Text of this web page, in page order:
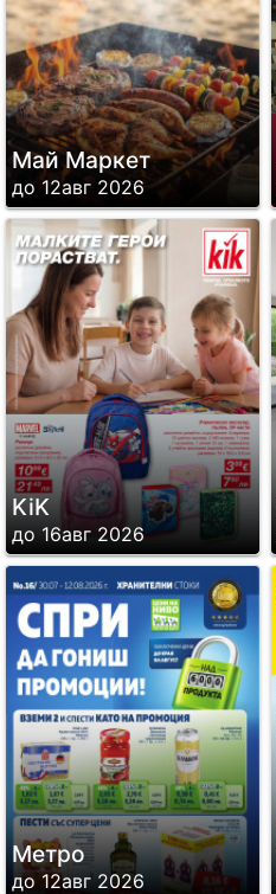
Май Маркет
до 12авг 2026
KiK
до 16авг 2026
Метро
до 12авг 2026